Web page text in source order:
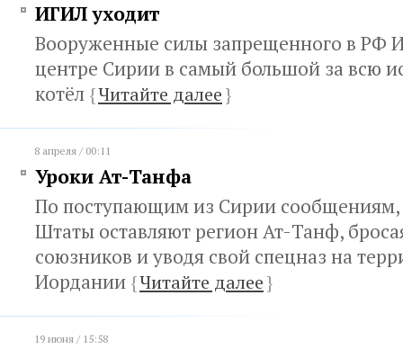
ИГИЛ уходит
Вооруженные силы запрещенного в РФ
центре Сирии в самый большой за всю
котёл {Читайте далее}
8 апреля / 00:11
Уроки Ат-Танфа
По поступающим из Сирии
Штаты оставляют регион Ат-Танф,
союзников и уводя свой спецназ на
Иордании {Читайте далее}
19 июня / 15:58